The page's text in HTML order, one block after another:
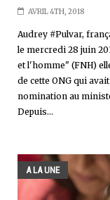
AVRIL 4TH, 2018
Audrey #Pulvar,
le mercredi 28 juin
et l'homme" (FNH)
de cette ONG qui
nomination au
Depuis...
A LA UNE